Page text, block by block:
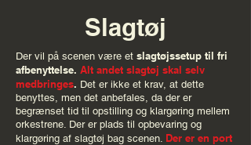
Slagtøj
Der vil på scenen være et slagtøjssetup til fri
afbenyttelse. Alt andet slagtøj skal selv
medbringes. Det er ikke et krav, at dette
benyttes, men det anbefales, da der er
begrænset tid til opstilling og klargøring mellem
orkestrene. Der er plads til opbevaring og
klargøring af slagtøj bag scenen. Der er en port